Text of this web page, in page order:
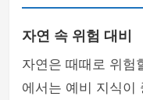
자연 속 위험 대비
자연은 때때로 위험
에서는 예비 지식이